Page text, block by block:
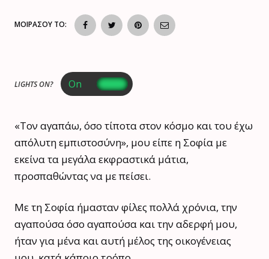
ΜΟΙΡΑΣΟΥ ΤΟ:
LIGHTS ON?
«Τον αγαπάω, όσο τίποτα στον κόσμο και του έχω
απόλυτη εμπιστοσύνη», μου είπε η Σοφία με
εκείνα τα μεγάλα εκφραστικά μάτια,
προσπαθώντας να με πείσει.
Με τη Σοφία ήμασταν φίλες πολλά χρόνια, την
αγαπούσα όσο αγαπούσα και την αδερφή μου,
ήταν για μένα και αυτή μέλος της οικογένειας